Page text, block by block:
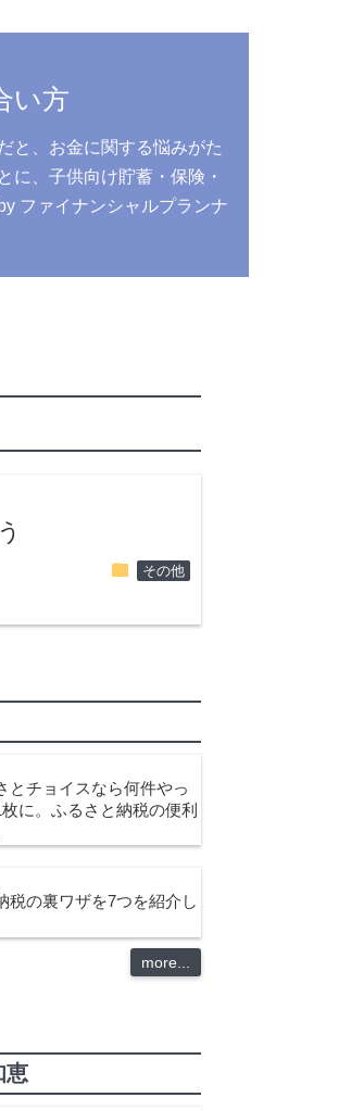
い方
と、お金に関する悩みがた
に、子供向け貯蓄・保険・
ファイナンシャルプランナ
folder その他
とチョイスなら何件やっ
に。ふるさと納税の便利
税の裏ワザを7つを紹介し
more...
恵